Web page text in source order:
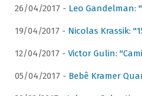
26/04/2017 - Leo Gandelman:
19/04/2017 - Nicolas Krassik:
12/04/2017 - Victor Gulin:
05/04/2017 - Bebê Kramer